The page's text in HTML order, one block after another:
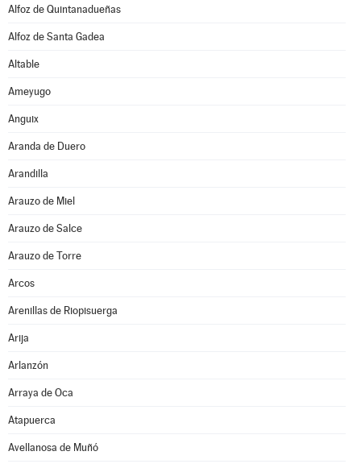
Alfoz de Quintanadueñas
Alfoz de Santa Gadea
Altable
Ameyugo
Anguix
Aranda de Duero
Arandilla
Arauzo de Miel
Arauzo de Salce
Arauzo de Torre
Arcos
Arenillas de Riopisuerga
Arija
Arlanzón
Arraya de Oca
Atapuerca
Avellanosa de Muñó